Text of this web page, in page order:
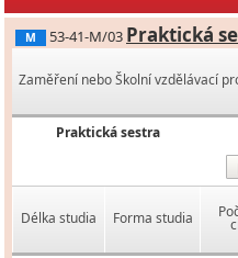
M 53-41-M/03 Praktická
Zaměření nebo Školní vzdělávací
Praktická sestra
Délka studia Forma studia